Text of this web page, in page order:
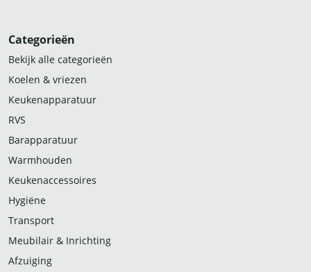
Categorieën
Bekijk alle categorieën
Koelen & vriezen
Keukenapparatuur
RVS
Barapparatuur
Warmhouden
Keukenaccessoires
Hygiëne
Transport
Meubilair & Inrichting
Afzuiging